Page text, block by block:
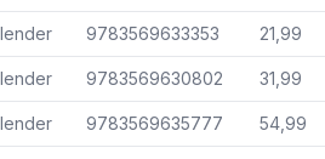
9783569633353 21,99
9783569630802 31,99
9783569635777 54,99